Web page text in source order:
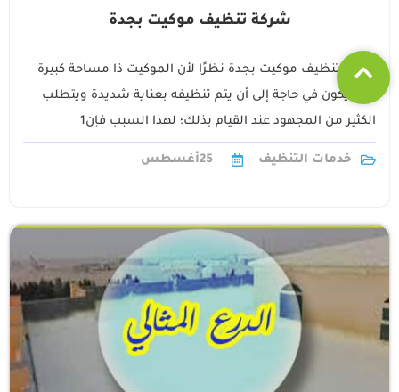
شركة تنظيف موكيت بجدة
شركة تنظيف موكيت بجدة نظرًا لأن الموكيت ذا مساحة كبيرة
فإنه يكون في حاجة إلى أن يتم تنظيفه بعناية شديدة ويتطلب
الكثير من المجهود عند القيام بذلك؛ لهذا السبب فإن1
خدمات التنظيف 25أغسطس